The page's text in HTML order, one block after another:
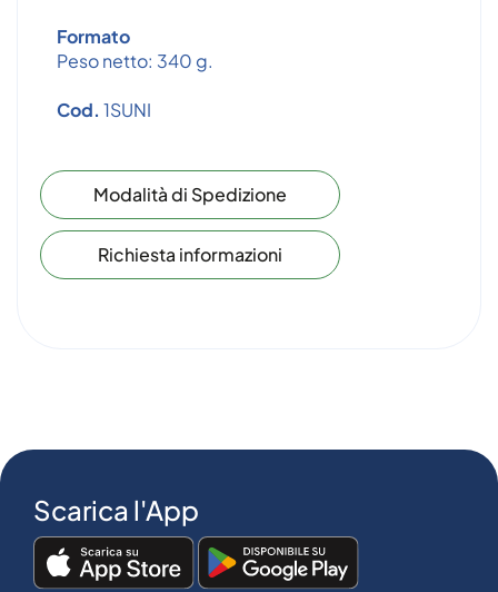
Formato
Peso netto: 340 g.
Cod. 1SUNI
Modalità di Spedizione
Richiesta informazioni
Scarica l'App